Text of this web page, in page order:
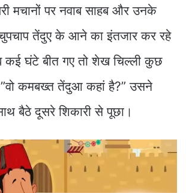
मचानों पर नवाब साहब और उनके
चुपचाप तेंदुए के आने का इंतजार कर रहे
घंटे बीत गए तो शेख चिल्ली कुछ
कमबख्त तेंदुआ कहां है?” उसने
बैठे दूसरे शिकारी से पूछा।